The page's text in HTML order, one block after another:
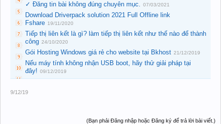
✓ Đăng tin bài không đúng chuyên mục. 07/03/2021
Download Driverpack solution 2021 Full Offline link
Fshare 19/11/2020
Tiếp thị liên kết là gì? làm tiếp thị liên kết như thế nào để thành
công 24/10/2020
Gói Hosting Windows giá rẻ cho website tại Bkhost 21/12/2019
Nếu máy tính không nhận USB boot, hãy thử giải pháp tại
đây! 09/12/2019
9/12/19
(Bạn phải Đăng nhập hoặc Đăng ký để trả lời bài viết.)